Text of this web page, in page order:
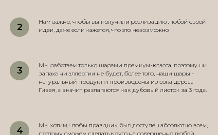
Нам важно, чтобы вы получили реализацию любой своей
идеи, даже если кажется, что это невозможно
Мы работаем только шарами премиум-класса, поэтому ни
запаха ни аллергии не будет, более того, наши шары -
натуральный продукт и произведены из сока дерева
Гивея, а значит разлагаются как дубовый листок за 3 года.
Мы хотим, чтобы праздник был доступен абсолютно всем,
поэтому сможем сделать круто на совершенно любой